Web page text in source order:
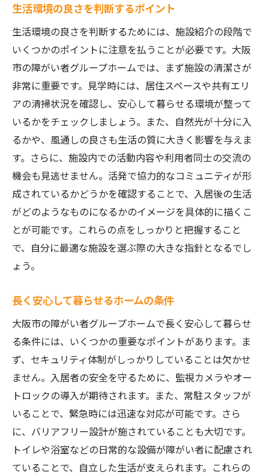
生活環境の良さを判断するポイント
生活環境の良さを判断するためには、施設紹介の段階で
いくつかのポイントに注意を払うことが必要です。大阪
市の障がい者グループホームでは、まず施設の清潔さが
非常に重要です。見学時には、居住スペースや共有エリ
アの清掃状況を確認し、安心して暮らせる環境が整って
いるかをチェックしましょう。また、自然光が十分に入
るかや、風通しの良さも生活の質に大きく影響を与えま
す。さらに、施設内での活動内容や利用者同士の交流の
機会も見逃せません。活発で協力的なコミュニティが形
成されているかどうかを確認することで、入居後の生活
がどのようなものになるかのイメージを具体的に描くこ
とが可能です。これらの点をしっかりと把握すること
で、自分に最適な施設を選ぶ際の大きな指針となるでし
ょう。
長く安心して暮らせるホームの条件
大阪市の障がい者グループホームで長く安心して暮らせ
る条件には、いくつかの重要なポイントがあります。ま
ず、セキュリティ体制がしっかりしていることは欠かせ
ません。入居者の安全を守るために、監視カメラやオー
トロックの導入が期待されます。また、常駐スタッフが
いることで、緊急時には迅速な対応が可能です。さら
に、バリアフリー設計が施されていることも大切です。
トイレや浴室などの日常的な設備が障がい者に配慮され
ていることで、自立した生活が支えられます。これらの